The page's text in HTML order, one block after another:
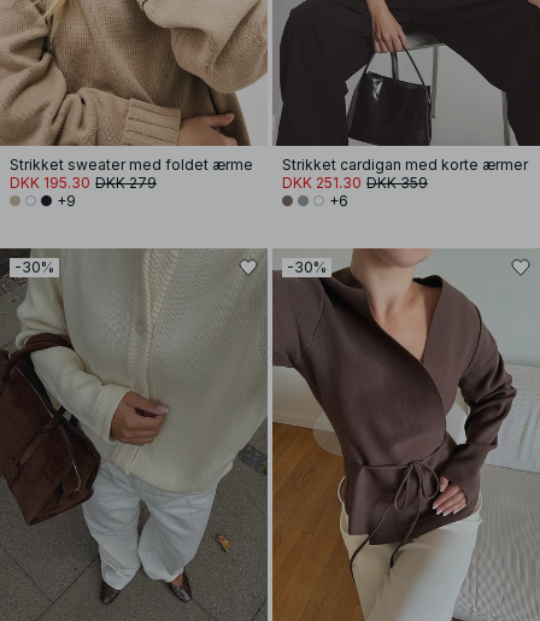
Strikket sweater med foldet ærme
DKK 195.30 DKK 279
+9
Strikket cardigan med korte ærmer
DKK 251.30 DKK 359
+6
-30% -30%